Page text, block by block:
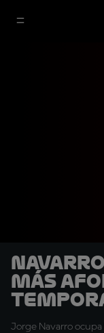
más
Jorge Navarro